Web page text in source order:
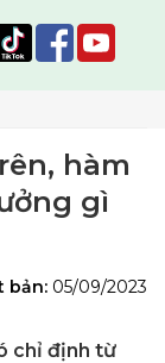
hàm
gì
bản: 05/09/2023
chỉ định từ